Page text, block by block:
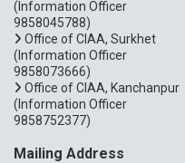
(Information Officer
9858045788)
Office of CIAA, Surkhet
(Information Officer
9858073666)
Office of CIAA, Kanchanpur
(Information Officer
9858752377)
Mailing Address